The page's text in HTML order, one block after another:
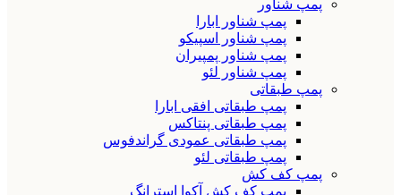
پمپ شناور
پمپ شناور ابارا
پمپ شناور اسپیکو
پمپ شناور پمپیران
پمپ شناور لئو
پمپ طبقاتی
پمپ طبقاتی افقی ابارا
پمپ طبقاتی پنتاکس
پمپ طبقاتی عمودی گراندفوس
پمپ طبقاتی لئو
پمپ کف کش
پمپ کف کش آکوا استرانگ